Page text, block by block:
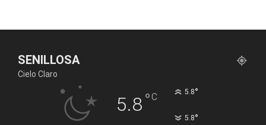
SENILLOSA
Cielo Claro
5.8°C 5.8°
5.8°